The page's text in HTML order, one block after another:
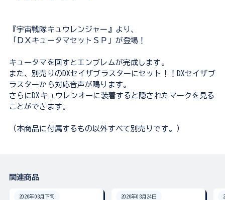
『宇宙戦隊キュウレンジャー』より、
「ＤＸキュータマセットＳＰ」が登場！
キュータマを回すとエンブレムが完成します。
また、別売りのDXセイザブラスターにセット！！DXセイザブ
ラスターから対応音声が鳴ります。
さらにDXキュウレンオーに装着すると隠されたマークを見る
ことができます。
（本商品に付属するもの以外すべて別売りです。）
関連商品
2026年08月下旬 2026年08月24日